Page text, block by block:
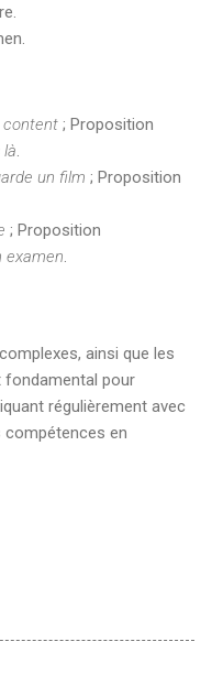
content ; Proposition
.
un film ; Proposition
; Proposition
examen.
ainsi que les
pour
régulièrement avec
en